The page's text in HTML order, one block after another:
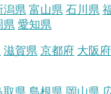
潟県 富山県 石川県
県 愛知県
滋賀県 京都府 大阪府
取県 島根県 岡山県